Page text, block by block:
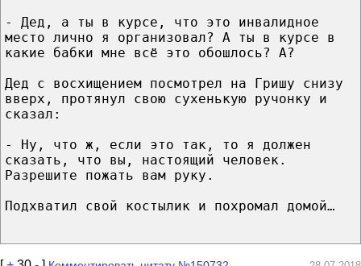
- Дед, а ты в курсе, что это инвалидное
место лично я организовал? А ты в курсе в
какие бабки мне всё это обошлось? А?
Дед с восхищением посмотрел на Гришу снизу
вверх, протянул свою сухенькую ручонку и
сказал:
- Ну, что ж, если это так, то я должен
сказать, что вы, настоящий человек.
Разрешите пожать вам руку.
Подхватил свой костылик и похромал домой…